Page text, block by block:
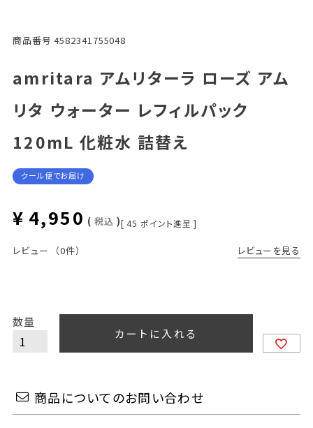
商品番号 4582341755048
amritara アムリターラ ローズ アム
リタ ウォーター レフィルパック
120mL 化粧水 詰替え
クール便でお届け
¥ 4,950 税込 [ 45 ポイント進呈 ]
レビュー （0件） レビューを見る
カートに入れる
商品についてのお問い合わせ